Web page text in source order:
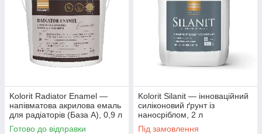
Kolorit Radiator Enamel —
напівматова акрилова емаль
для радіаторів (База А), 0,9 л
Готово до відправки
Kolorit Silanit — інноваційний
силіконовий ґрунт із
наносріблом, 2 л
Під замовлення